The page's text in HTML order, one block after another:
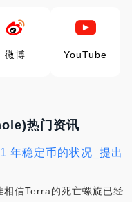
微博 YouTube
热门资讯
年稳定币的状况_提出
相信Terra的死亡螺旋已经